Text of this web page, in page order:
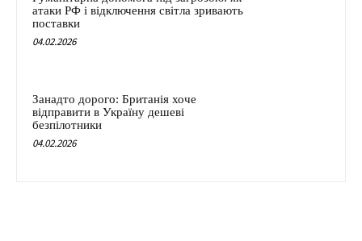
атаки РФ і відключення світла зривають
поставки
04.02.2026
Занадто дорого: Британія хоче
відправити в Україну дешеві
безпілотники
04.02.2026